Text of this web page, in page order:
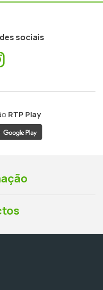
sociais
RTP Play